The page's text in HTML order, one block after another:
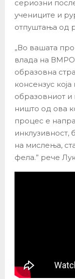
сериозни
учениците и
отпуштања од
„Во вашата
влада на
образовна
консензус
образовниот
ништо од ова
процес е
инклузивност,
на мислења,
фела.” рече